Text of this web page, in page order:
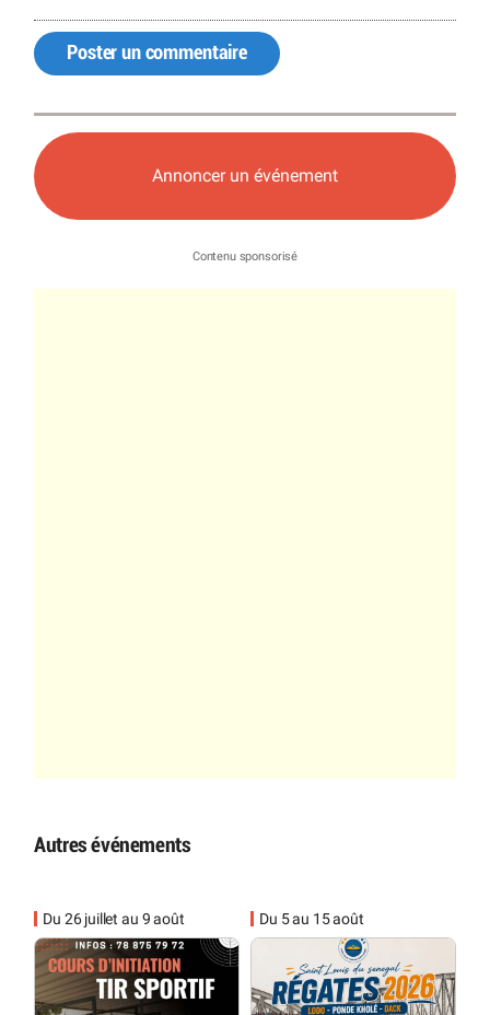
Poster un commentaire
Annoncer un événement
Autres événements
Du 26 juillet au 9 août Du 5 au 15 août